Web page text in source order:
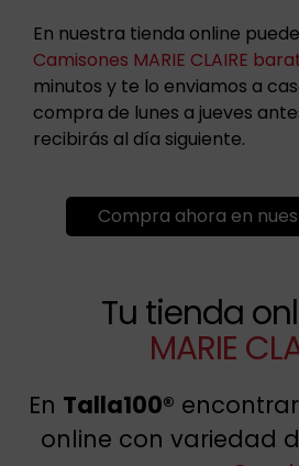
En nuestra tienda online
Camisones MARIE CLAIRE
minutos y te lo enviamos a
compra de lunes a jueves
recibirás al día siguiente.
Compra ahora en
Tu tienda
MARIE
En Talla100®
online con variedad